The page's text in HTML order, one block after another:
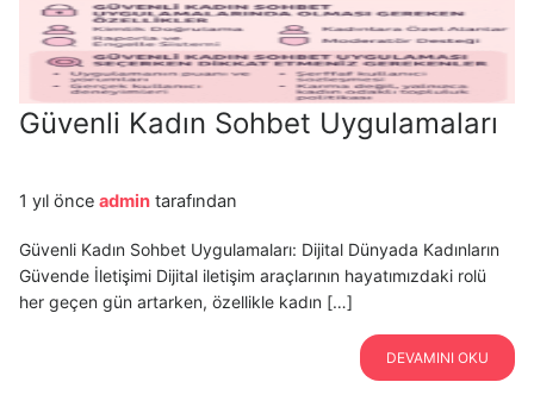
Güvenli Kadın Sohbet Uygulamaları
1 yıl önce admin tarafından
Güvenli Kadın Sohbet Uygulamaları: Dijital Dünyada Kadınların
Güvende İletişimi Dijital iletişim araçlarının hayatımızdaki rolü
her geçen gün artarken, özellikle kadın […]
DEVAMINI OKU